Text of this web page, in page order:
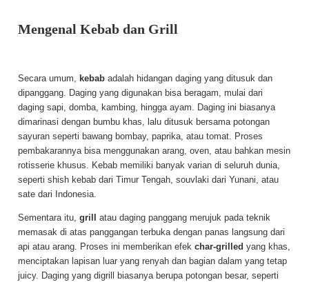
Mengenal Kebab dan Grill
Secara umum, kebab adalah hidangan daging yang ditusuk dan
dipanggang. Daging yang digunakan bisa beragam, mulai dari
daging sapi, domba, kambing, hingga ayam. Daging ini biasanya
dimarinasi dengan bumbu khas, lalu ditusuk bersama potongan
sayuran seperti bawang bombay, paprika, atau tomat. Proses
pembakarannya bisa menggunakan arang, oven, atau bahkan mesin
rotisserie khusus. Kebab memiliki banyak varian di seluruh dunia,
seperti shish kebab dari Timur Tengah, souvlaki dari Yunani, atau
sate dari Indonesia.
Sementara itu, grill
atau daging panggang merujuk pada teknik
memasak di atas panggangan terbuka dengan panas langsung dari
api atau arang. Proses ini memberikan efek char-grilled yang khas,
menciptakan lapisan luar yang renyah dan bagian dalam yang tetap
juicy. Daging yang digrill biasanya berupa potongan besar, seperti